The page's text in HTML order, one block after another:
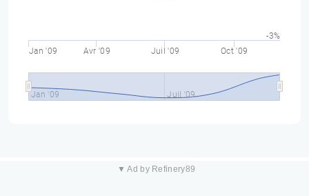
Jan '09 Avr '09 Juil '09 Oct '09
Jan '09 Juil '09
-3%
▼ Ad by Refinery89